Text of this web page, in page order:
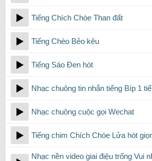
Tiếng Chích Chòe Than đất
Tiếng Chèo Bẻo kêu
Tiếng Sáo Đen hót
Nhạc chuông tin nhắn tiếng Bíp 1
Nhạc chuông cuộc gọi Wechat
Tiếng chim Chích Chòe Lửa hót
Nhạc nền video giai điệu trống Vui